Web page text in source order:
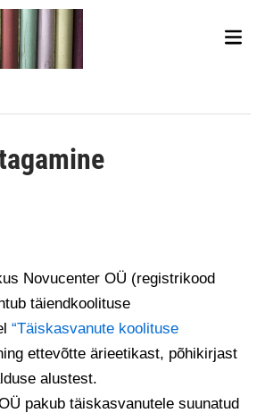
Novucenter OÜ (registrikood
täiendkoolituse
“Täiskasvanute koolituse
ettevõtte ärieetikast, põhikirjast
alustest.
pakub täiskasvanutele suunatud